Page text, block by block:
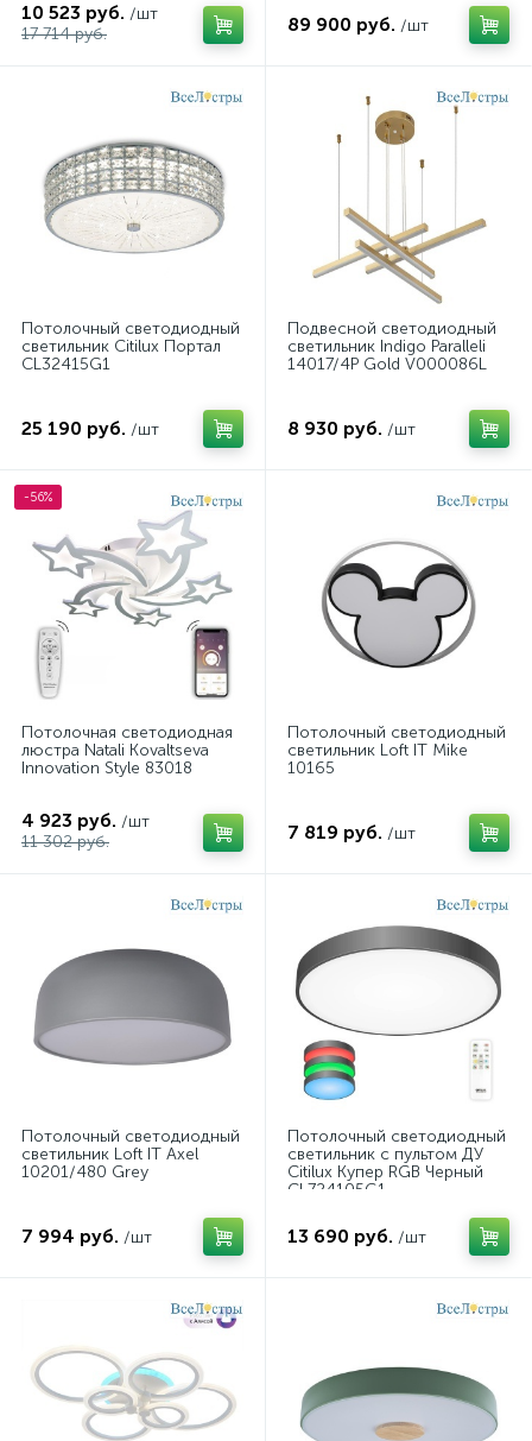
10 523 руб. /шт
17 714 руб.
89 900 руб. /шт
Потолочный светодиодный
светильник Citilux Портал
CL32415G1
25 190 руб. /шт
Подвесной светодиодный
светильник Indigo Paralleli
14017/4P Gold V000086L
8 930 руб. /шт
-56%
Потолочная светодиодная
люстра Natali Kovaltseva
Innovation Style 83018
4 923 руб. /шт
11 302 руб.
Потолочный светодиодный
светильник Loft IT Mike
10165
7 819 руб. /шт
Потолочный светодиодный
светильник Loft IT Axel
10201/480 Grey
7 994 руб. /шт
Потолочный светодиодный
светильник с пультом ДУ
Citilux Купер RGB Черный
CL724105G1
13 690 руб. /шт